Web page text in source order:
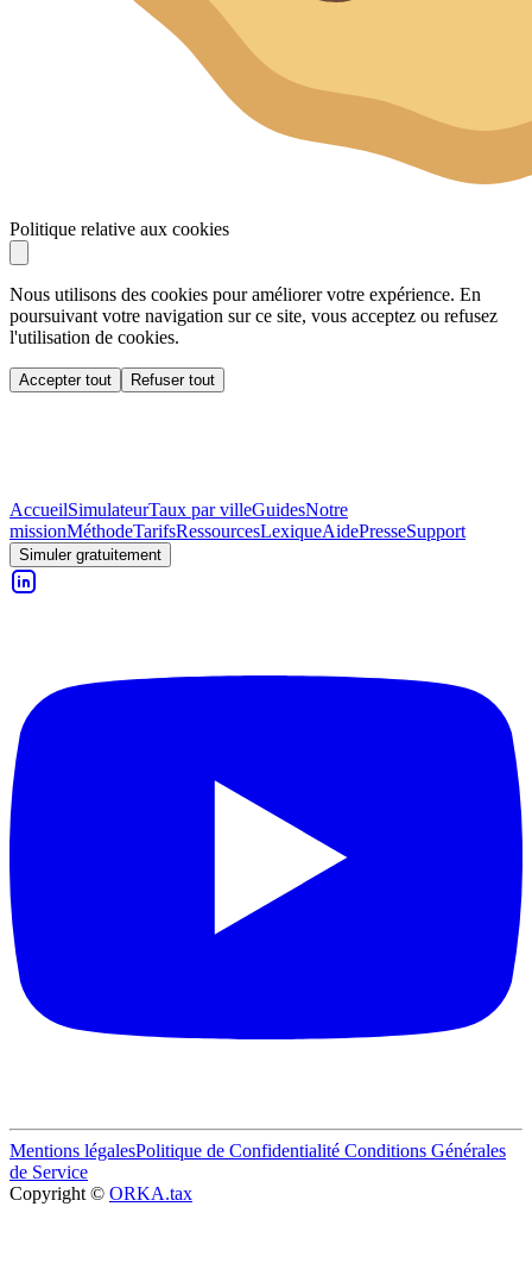
Politique relative aux cookies
Nous utilisons des cookies pour améliorer votre expérience. En
poursuivant votre navigation sur ce site, vous acceptez ou refusez
l'utilisation de cookies.
Accepter tout Refuser tout
AccueilSimulateurTaux par villeGuidesNotre
missionMéthodeTarifsRessourcesLexiqueAidePresseSupport
Simuler gratuitement
Mentions légalesPolitique de Confidentialité Conditions Générales
de Service
Copyright © ORKA.tax